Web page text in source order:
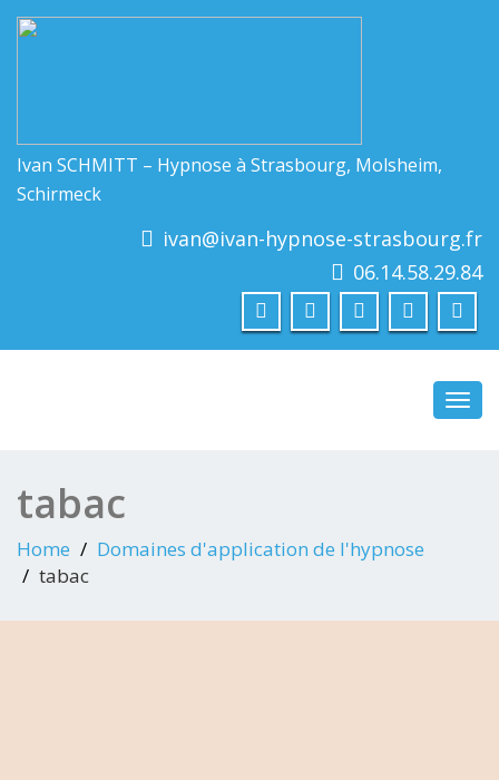
Ivan SCHMITT – Hypnose à Strasbourg, Molsheim,
Schirmeck
ivan@ivan-hypnose-strasbourg.fr
06.14.58.29.84
tabac
Home
Domaines d'application de l'hypnose
tabac